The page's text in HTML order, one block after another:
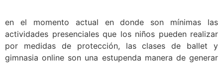
en el momento actual en donde son mínimas las
actividades presenciales que los niños pueden realizar
por medidas de protección, las clases de ballet y
gimnasia online son una estupenda manera de generar